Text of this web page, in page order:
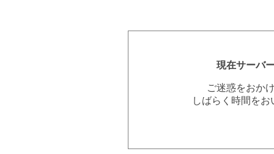
現在サーバ
ご迷惑をおか
しばらく時間を